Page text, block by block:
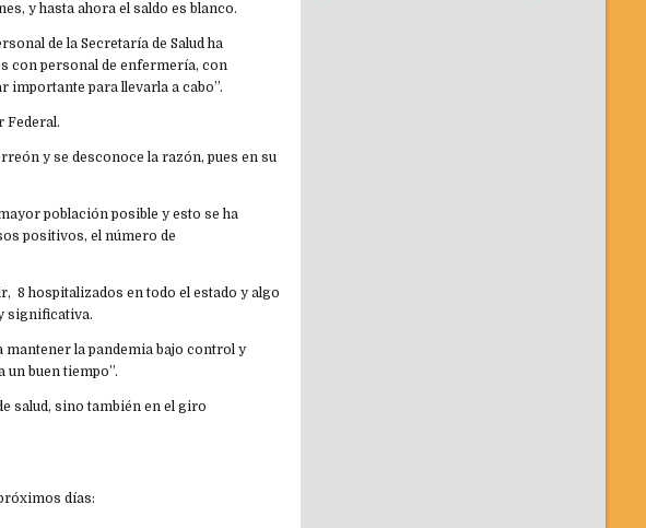
y hasta ahora el saldo es blanco.
de la Secretaría de Salud ha
con personal de enfermería, con
importante para llevarla a cabo”.
Federal.
y se desconoce la razón, pues en su
población posible y esto se ha
positivos, el número de
8 hospitalizados en todo el estado y algo
significativa.
mantener la pandemia bajo control y
un buen tiempo”.
salud, sino también en el giro
días: